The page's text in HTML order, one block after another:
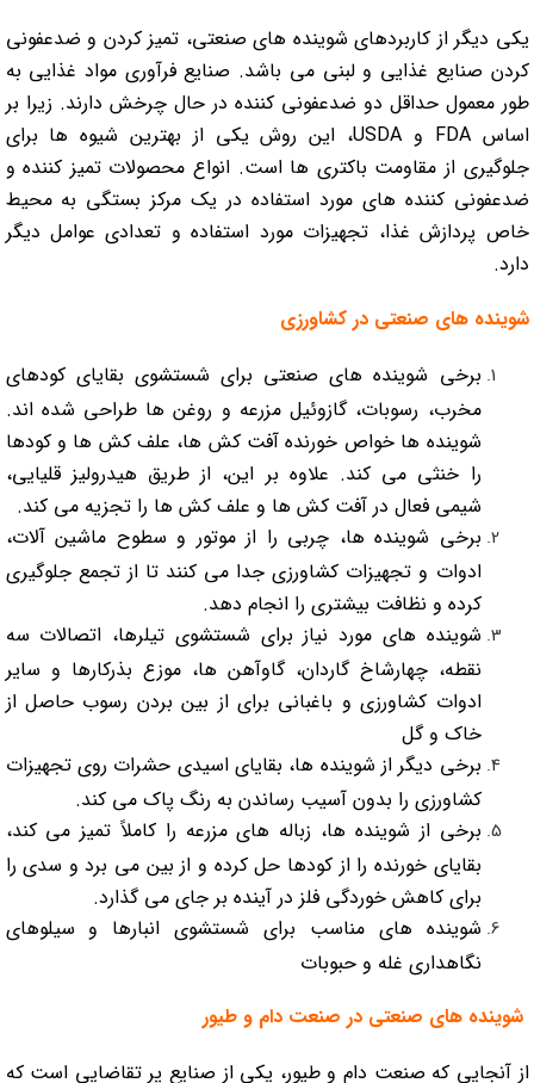
یکی دیگر از کاربردهای شوینده های صنعتی، تمیز کردن و ضدعفونی
کردن صنایع غذایی و لبنی می باشد. صنایع فرآوری مواد غذایی به
طور معمول حداقل دو ضدعفونی کننده در حال چرخش دارند. زیرا بر
اساس FDA و USDA، این روش یکی از بهترین شیوه ها برای
جلوگیری از مقاومت باکتری ها است. انواع محصولات تمیز کننده و
ضدعفونی کننده های مورد استفاده در یک مرکز بستگی به محیط
خاص پردازش غذا، تجهیزات مورد استفاده و تعدادی عوامل دیگر
دارد.
شوینده های صنعتی در کشاورزی
برخی شوینده های صنعتی برای شستشوی بقایای کودهای
مخرب، رسوبات، گازوئیل مزرعه و روغن ها طراحی شده اند.
شوینده ها خواص خورنده آفت کش ها، علف کش ها و کودها
را خنثی می کند. علاوه بر این، از طریق هیدرولیز قلیایی،
شیمی فعال در آفت کش ها و علف کش ها را تجزیه می کند.
برخی شوینده ها، چربی را از موتور و سطوح ماشین آلات،
ادوات و تجهیزات کشاورزی جدا می کنند تا از تجمع جلوگیری
کرده و نظافت بیشتری را انجام دهد.
شوینده های مورد نیاز برای شستشوی تیلرها، اتصالات سه
نقطه، چهارشاخ گاردان، گاوآهن ها، موزع بذرکارها و سایر
ادوات کشاورزی و باغبانی برای از بین بردن رسوب حاصل از
خاک و گل
برخی دیگر از شوینده ها، بقایای اسیدی حشرات روی تجهیزات
کشاورزی را بدون آسیب رساندن به رنگ پاک می کند.
برخی از شوینده ها، زباله های مزرعه را کاملاً تمیز می کند،
بقایای خورنده را از کودها حل کرده و از بین می برد و سدی را
برای کاهش خوردگی فلز در آینده بر جای می گذارد.
شوینده های مناسب برای شستشوی انبارها و سیلوهای
نگاهداری غله و حبوبات
شوینده های صنعتی در صنعت دام و طیور
از آنجایی که صنعت دام و طیور، یکی از صنایع پر تقاضایی است که